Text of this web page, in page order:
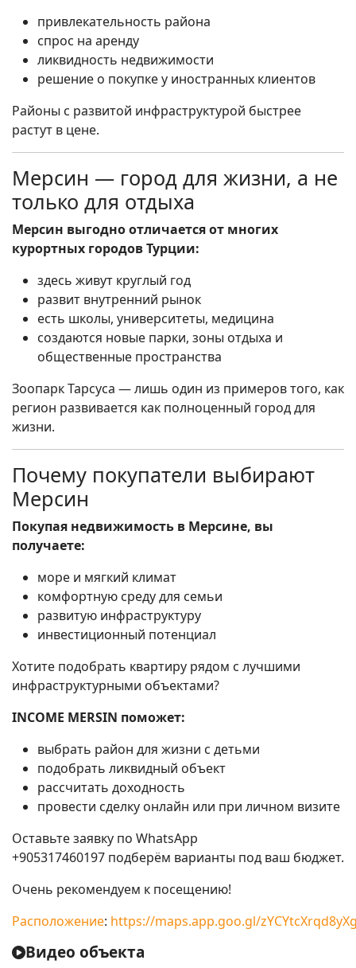
привлекательность района
спрос на аренду
ликвидность недвижимости
решение о покупке у иностранных клиентов
Районы с развитой инфраструктурой быстрее
растут в цене.
Мерсин — город для жизни, а не
только для отдыха
Мерсин выгодно отличается от многих
курортных городов Турции:
здесь живут круглый год
развит внутренний рынок
есть школы, университеты, медицина
создаются новые парки, зоны отдыха и
общественные пространства
Зоопарк Тарсуса — лишь один из примеров того, как
регион развивается как полноценный город для
жизни.
Почему покупатели выбирают
Мерсин
Покупая недвижимость в Мерсине, вы
получаете:
море и мягкий климат
комфортную среду для семьи
развитую инфраструктуру
инвестиционный потенциал
Хотите подобрать квартиру рядом с лучшими
инфраструктурными объектами?
INCOME MERSIN поможет:
выбрать район для жизни с детьми
подобрать ликвидный объект
рассчитать доходность
провести сделку онлайн или при личном визите
Оставьте заявку по WhatsApp
+905317460197 подберём варианты под ваш бюджет.
Очень рекомендуем к посещению!
Расположение: https://maps.app.goo.gl/
Видео объекта